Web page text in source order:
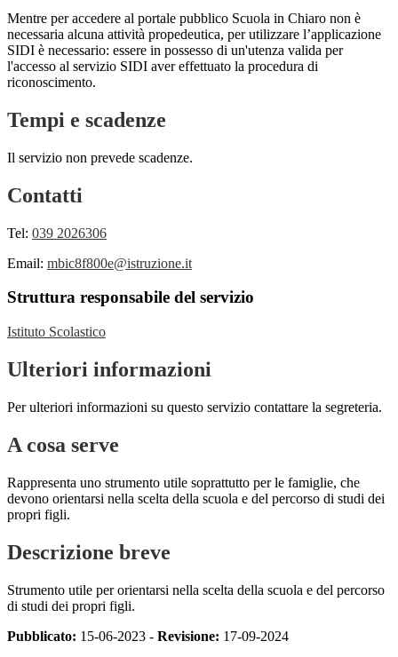
Mentre per accedere al portale pubblico Scuola in Chiaro non è
necessaria alcuna attività propedeutica, per utilizzare l’applicazione
SIDI è necessario: essere in possesso di un'utenza valida per
l'accesso al servizio SIDI aver effettuato la procedura di
riconoscimento.
Tempi e scadenze
Il servizio non prevede scadenze.
Contatti
Tel: 039 2026306
Email: mbic8f800e@istruzione.it
Struttura responsabile del servizio
Istituto Scolastico
Ulteriori informazioni
Per ulteriori informazioni su questo servizio contattare la segreteria.
A cosa serve
Rappresenta uno strumento utile soprattutto per le famiglie, che
devono orientarsi nella scelta della scuola e del percorso di studi dei
propri figli.
Descrizione breve
Strumento utile per orientarsi nella scelta della scuola e del percorso
di studi dei propri figli.
Pubblicato: 15-06-2023 - Revisione: 17-09-2024